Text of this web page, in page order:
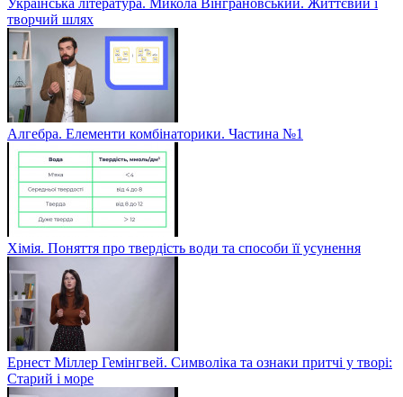
творчий шлях
Алгебра. Елементи комбінаторики. Частина №1
Хімія. Поняття про твердість води та способи її усунення
Ернест Міллер Гемінгвей. Символіка та ознаки притчі у творі:
Старий і море